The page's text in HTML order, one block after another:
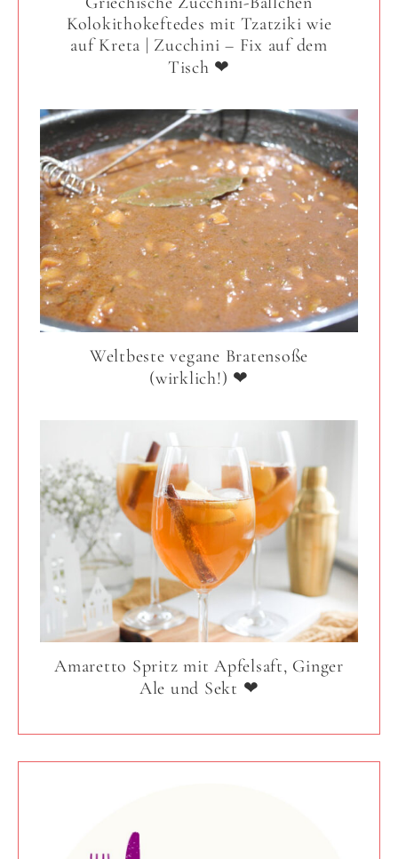
Kolokithokeftedes mit Tzatziki wie
auf Kreta | Zucchini – Fix auf dem
Tisch ❤
Weltbeste vegane Bratensoße
(wirklich!) ❤
Amaretto Spritz mit Apfelsaft, Ginger
Ale und Sekt ❤